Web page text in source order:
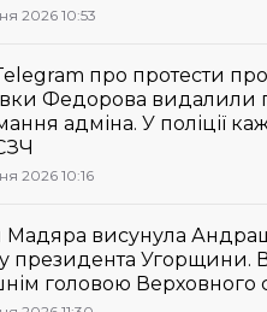
2026 10:53
про протести
Федорова видалили
адміна. У поліції
2026 10:16
Мадяра висунула
президента Угорщини.
головою Верховного